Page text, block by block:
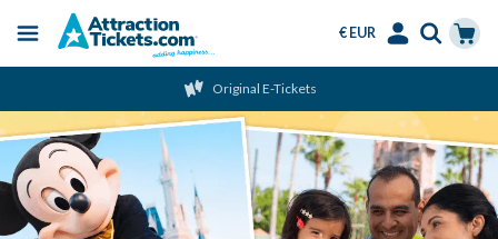
content
Menu
€ EUR
Original E-Tickets